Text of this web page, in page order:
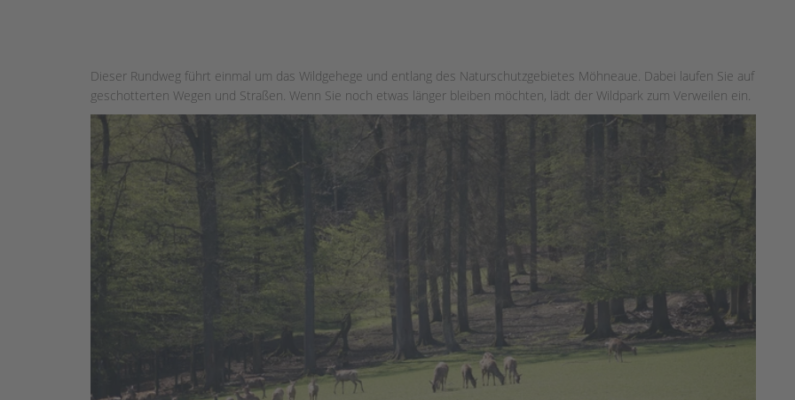
Dieser Rundweg führt einmal um das Wildgehege und entlang des Naturschutzgebietes Möhneaue. Dabei laufen Sie auf
geschotterten Wegen und Straßen. Wenn Sie noch etwas länger bleiben möchten, lädt der Wildpark zum Verweilen ein.